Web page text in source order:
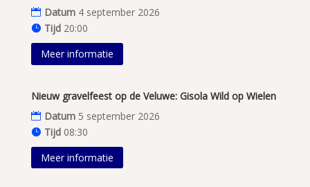
Datum 4 september 2026
Tijd 20:00
Meer informatie
Nieuw gravelfeest op de Veluwe: Gisola Wild op Wielen
Datum 5 september 2026
Tijd 08:30
Meer informatie